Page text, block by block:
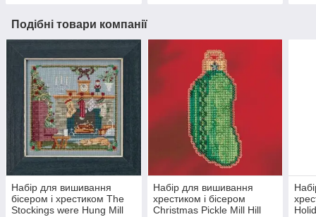
Подібні товари компанії
Набір для вишивання
бісером і хрестиком The
Stockings were Hung Mill
Набір для вишивання
хрестиком і бісером
Christmas Pickle Mill Hill